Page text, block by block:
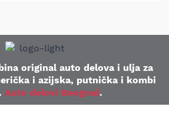
original auto delova i ulja za
i azijska, putnička i kombi
Auto delovi Beograd.